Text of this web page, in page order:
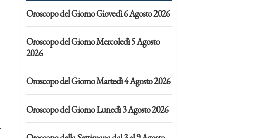
Oroscopo del Giorno Giovedì 6 Agosto 2026
Oroscopo del Giorno Mercoledì 5 Agosto
2026
Oroscopo del Giorno Martedì 4 Agosto 2026
Oroscopo del Giorno Lunedì 3 Agosto 2026